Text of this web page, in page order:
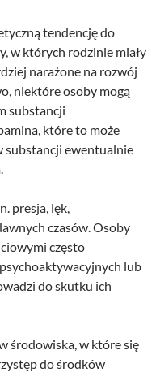
tendencję do
w których rodzinie miały
narażone na rozwój
niektóre osoby mogą
substancji
które to może
substancji ewentualnie
presja, lęk,
czasów. Osoby
często
lub
do skutku ich
środowiska, w które się
do środków